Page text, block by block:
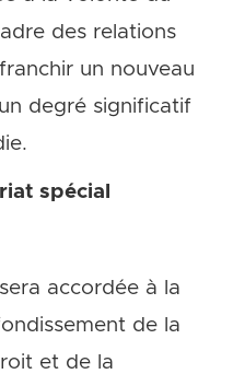
des relations
un nouveau
degré significatif
spécial
accordée à la
de la
et de la